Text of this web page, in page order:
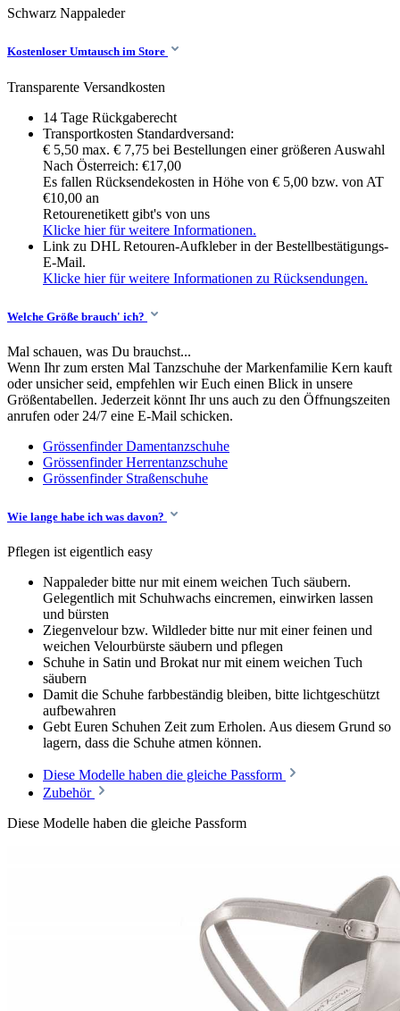
Schwarz Nappaleder
Kostenloser Umtausch im Store
Transparente Versandkosten
14 Tage Rückgaberecht
Transportkosten Standardversand:
€ 5,50 max. € 7,75 bei Bestellungen einer größeren Auswahl
Nach Österreich: €17,00
Es fallen Rücksendekosten in Höhe von € 5,00 bzw. von AT
€10,00 an
Retourenetikett gibt's von uns
Klicke hier für weitere Informationen.
Link zu DHL Retouren-Aufkleber in der Bestellbestätigungs-
E-Mail.
Klicke hier für weitere Informationen zu Rücksendungen.
Welche Größe brauch' ich?
Mal schauen, was Du brauchst...
Wenn Ihr zum ersten Mal Tanzschuhe der Markenfamilie Kern kauft
oder unsicher seid, empfehlen wir Euch einen Blick in unsere
Größentabellen. Jederzeit könnt Ihr uns auch zu den Öffnungszeiten
anrufen oder 24/7 eine E-Mail schicken.
Grössenfinder Damentanzschuhe
Grössenfinder Herrentanzschuhe
Grössenfinder Straßenschuhe
Wie lange habe ich was davon?
Pflegen ist eigentlich easy
Nappaleder bitte nur mit einem weichen Tuch säubern.
Gelegentlich mit Schuhwachs eincremen, einwirken lassen
und bürsten
Ziegenvelour bzw. Wildleder bitte nur mit einer feinen und
weichen Velourbürste säubern und pflegen
Schuhe in Satin und Brokat nur mit einem weichen Tuch
säubern
Damit die Schuhe farbbeständig bleiben, bitte lichtgeschützt
aufbewahren
Gebt Euren Schuhen Zeit zum Erholen. Aus diesem Grund so
lagern, dass die Schuhe atmen können.
Diese Modelle haben die gleiche Passform
Zubehör
Diese Modelle haben die gleiche Passform